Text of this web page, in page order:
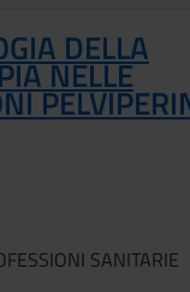
DELLA
NELLE
SANITARIE